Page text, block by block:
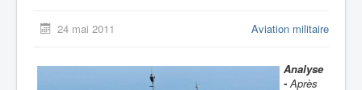
24 mai 2011 Aviation militaire
Analyse
-Après